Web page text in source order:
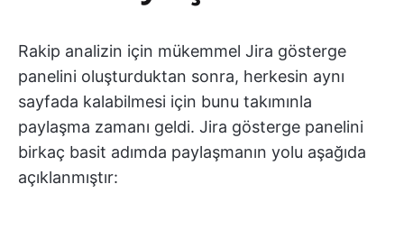
Rakip analizin için mükemmel Jira gösterge
panelini oluşturduktan sonra, herkesin aynı
sayfada kalabilmesi için bunu takımınla
paylaşma zamanı geldi. Jira gösterge panelini
birkaç basit adımda paylaşmanın yolu aşağıda
açıklanmıştır: